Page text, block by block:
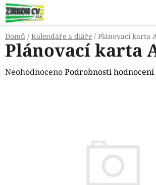
Přejít
na
obsah
Domů / Kalendáře a diáře / Plánovací karta
Plánovací karta
Průměrné
NeohodnocenoPodrobnosti hodnocení